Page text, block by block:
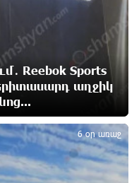
հետ խաղը
Նարեկ Կարապետյան
13 ժամ առաջ
պետք է լուծել
Նարեկ
14 ժամ առաջ
Reebok Sports
աղջիկ
6 օր առաջ